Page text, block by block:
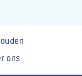
ons